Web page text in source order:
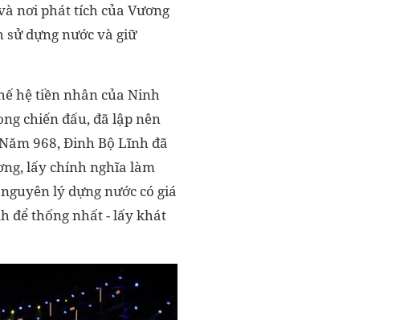
nơi phát tích của Vương
dựng nước và giữ
hệ tiền nhân của Ninh
chiến đấu, đã lập nên
968, Đinh Bộ Lĩnh đã
lấy chính nghĩa làm
lý dựng nước có giá
để thống nhất - lấy khát